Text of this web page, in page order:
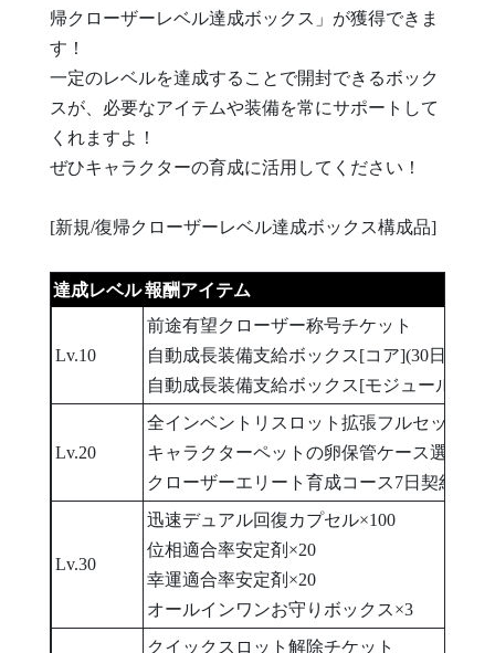
帰クローザーレベル達成ボックス」が獲得できま
す！
一定のレベルを達成することで開封できるボック
スが、必要なアイテムや装備を常にサポートして
くれますよ！
ぜひキャラクターの育成に活用してください！
[新規/復帰クローザーレベル達成ボックス構成品]
達成レベル報酬アイテム
Lv.10
前途有望クローザー称号チケット
自動成長装備支給ボックス[コア](30日)
自動成長装備支給ボックス[モジュール2種
Lv.20
全インベントリスロット拡張フルセット
キャラクターペットの卵保管ケース選択ボ
クローザーエリート育成コース7日契約権
Lv.30
迅速デュアル回復カプセル×100
位相適合率安定剤×20
幸運適合率安定剤×20
オールインワンお守りボックス×3
クイックスロット解除チケット